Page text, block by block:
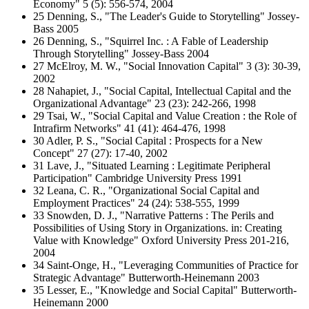
Economy" 5 (5): 556-574, 2004
25 Denning, S., "The Leader's Guide to Storytelling" Jossey-
Bass 2005
26 Denning, S., "Squirrel Inc. : A Fable of Leadership
Through Storytelling" Jossey-Bass 2004
27 McElroy, M. W., "Social Innovation Capital" 3 (3): 30-39,
2002
28 Nahapiet, J., "Social Capital, Intellectual Capital and the
Organizational Advantage" 23 (23): 242-266, 1998
29 Tsai, W., "Social Capital and Value Creation : the Role of
Intrafirm Networks" 41 (41): 464-476, 1998
30 Adler, P. S., "Social Capital : Prospects for a New
Concept" 27 (27): 17-40, 2002
31 Lave, J., "Situated Learning : Legitimate Peripheral
Participation" Cambridge University Press 1991
32 Leana, C. R., "Organizational Social Capital and
Employment Practices" 24 (24): 538-555, 1999
33 Snowden, D. J., "Narrative Patterns : The Perils and
Possibilities of Using Story in Organizations. in: Creating
Value with Knowledge" Oxford University Press 201-216,
2004
34 Saint-Onge, H., "Leveraging Communities of Practice for
Strategic Advantage" Butterworth-Heinemann 2003
35 Lesser, E., "Knowledge and Social Capital" Butterworth-
Heinemann 2000